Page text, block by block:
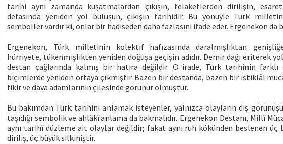
tarihi aynı zamanda kuşatmalardan çıkışın, felaketlerden dirilişin,
defasında yeniden yol buluşun, çıkışın tarihidir. Bu yönüyle Türk
semboller vardır ki, onlar bir hadiseden daha fazlasını ifade eder. Ergenekon da
Ergenekon, Türk milletinin kolektif hafızasında daralmışlıktan
hürriyete, tükenmişlikten yeniden doğuşa geçişin adıdır. Demir dağı eriterek
destan çağlarında kalmış bir hatıra değildir. O irade, Türk tarihinin farklı
biçimlerde yeniden ortaya çıkmıştır. Bazen bir destanda, bazen bir istiklâl
fikir ve dava adamlarının çilesinde görünür olmuştur.
Bu bakımdan Türk tarihini anlamak isteyenler, yalnızca olayların dış
taşıdığı sembolik ve ahlâkî anlama da bakmalıdır. Ergenekon Destanı, Millî
aynı tarihî düzleme ait olaylar değildir; fakat aynı ruh kökünden beslenen üç
diriliş, üç büyük silkiniştir.